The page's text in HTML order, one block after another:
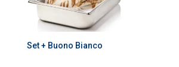
Set + Buono Bianco